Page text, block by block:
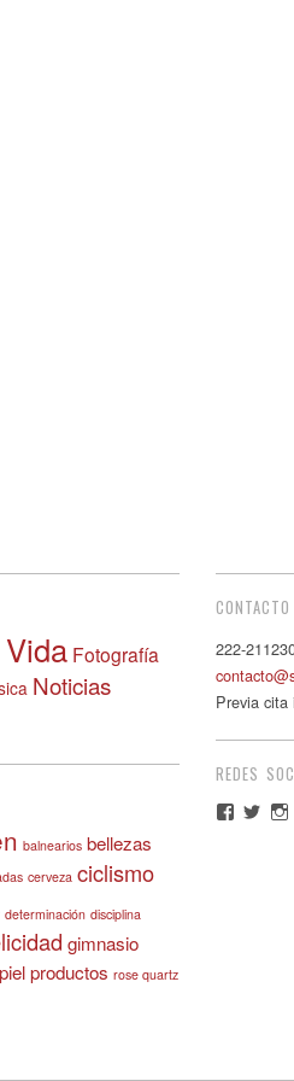
Fotografía
Noticias
balnearios bellezas
cerveza ciclismo
determinación disciplina
gimnasio
pielproductos rose quartz
CONTACTO
222-
Previa cita
REDES
View